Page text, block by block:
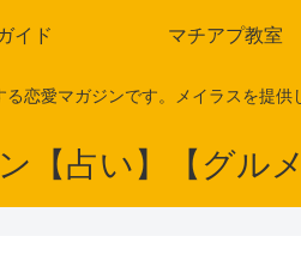
恋愛マガジンです。メイラスを提
イド マチアプ教室